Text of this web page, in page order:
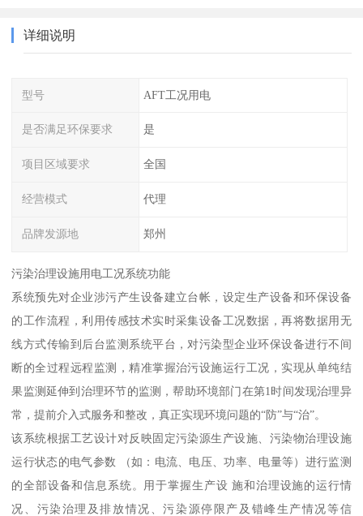
详细说明
型号 AFT工况用电
是否满足环保要求 是
项目区域要求 全国
经营模式 代理
品牌发源地 郑州
污染治理设施用电工况系统功能
系统预先对企业涉污产生设备建立台帐，设定生产设备和环保设备
的工作流程，利用传感技术实时采集设备工况数据，再将数据用无
线方式传输到后台监测系统平台，对污染型企业环保设备进行不间
断的全过程远程监测，精准掌握治污设施运行工况，实现从单纯结
果监测延伸到治理环节的监测，帮助环境部门在第1时间发现治理异
常，提前介入式服务和整改，真正实现环境问题的“防”与“治”。
该系统根据工艺设计对反映固定污染源生产设施、污染物治理设施
运行状态的电气参数 （如：电流、电压、功率、电量等）进行监测
的全部设备和信息系统。用于掌握生产设 施和治理设施的运行情
况、污染治理及排放情况、污染源停限产及错峰生产情况等信